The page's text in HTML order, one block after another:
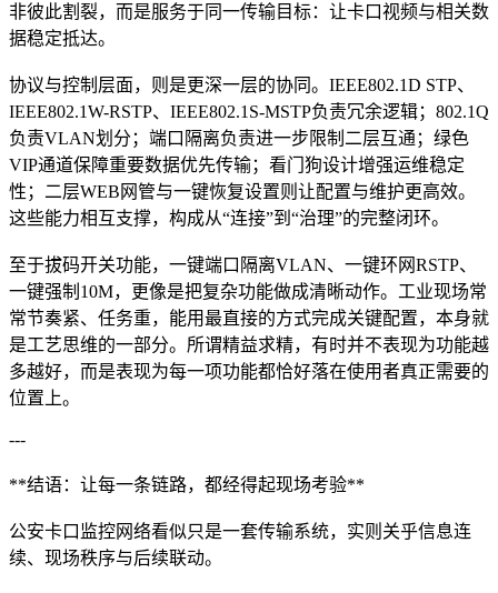
非彼此割裂，而是服务于同一传输目标：让卡口视频与相关数
据稳定抵达。
协议与控制层面，则是更深一层的协同。IEEE802.1D STP、
IEEE802.1W-RSTP、IEEE802.1S-MSTP负责冗余逻辑；802.1Q
负责VLAN划分；端口隔离负责进一步限制二层互通；绿色
VIP通道保障重要数据优先传输；看门狗设计增强运维稳定
性；二层WEB网管与一键恢复设置则让配置与维护更高效。
这些能力相互支撑，构成从“连接”到“治理”的完整闭环。
至于拔码开关功能，一键端口隔离VLAN、一键环网RSTP、
一键强制10M，更像是把复杂功能做成清晰动作。工业现场常
常节奏紧、任务重，能用最直接的方式完成关键配置，本身就
是工艺思维的一部分。所谓精益求精，有时并不表现为功能越
多越好，而是表现为每一项功能都恰好落在使用者真正需要的
位置上。
---
**结语：让每一条链路，都经得起现场考验**
公安卡口监控网络看似只是一套传输系统，实则关乎信息连
续、现场秩序与后续联动。